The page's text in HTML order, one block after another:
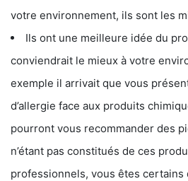
votre environnement, ils sont les
Ils ont une meilleure idée du
conviendrait le mieux à votre
exemple il arrivait que vous
d’allergie face aux produits
pourront vous recommander des
n’étant pas constitués de ces
professionnels, vous êtes certains